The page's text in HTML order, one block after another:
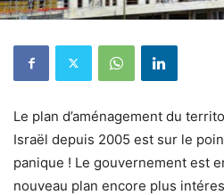
Le plan d’aménagement du
Israël depuis 2005 est sur le
panique ! Le gouvernement est
nouveau plan encore plus